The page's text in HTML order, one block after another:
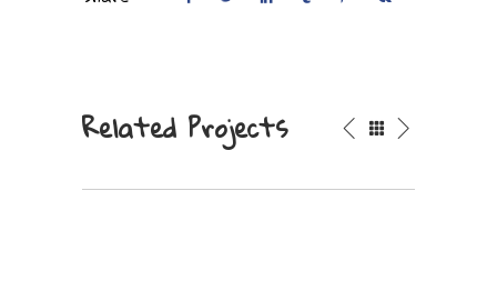
Related Projects